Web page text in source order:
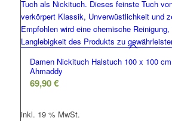
Damen Nickituch Halstuch 100 x 100
Ahmaddy
69,90€
inkl. 19 % MwSt.